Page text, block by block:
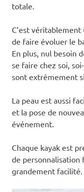
totale.
C’est
de faire évoluer le
En plus, nul besoin
se faire chez soi,
sont extrêmement
La peau est aussi
et la pose de
événement.
Chaque kayak est
de personnalisation
grandement facilité.